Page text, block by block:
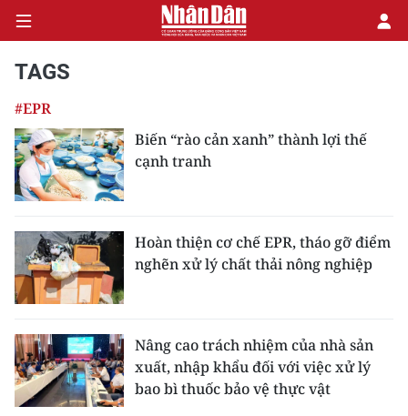
CHÍNH TRỊ
KINH TẾ
XÃ HỘI
PHÁP LUẬT
DU LỊCH
THẾ GIỚI
TAGS
#EPR
Biến “rào cản xanh” thành lợi thế
cạnh tranh
Hoàn thiện cơ chế EPR, tháo gỡ điểm
nghẽn xử lý chất thải nông nghiệp
Nâng cao trách nhiệm của nhà sản
xuất, nhập khẩu đối với việc xử lý
bao bì thuốc bảo vệ thực vật